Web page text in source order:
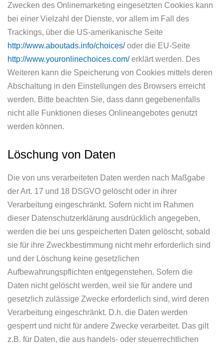
Zwecken des Onlinemarketing eingesetzten Cookies kann
bei einer Vielzahl der Dienste, vor allem im Fall des
Trackings, über die US-amerikanische Seite
http://www.aboutads.info/choices/oder die EU-Seite
http://www.youronlinechoices.com/erklärt werden. Des
Weiteren kann die Speicherung von Cookies mittels deren
Abschaltung in den Einstellungen des Browsers erreicht
werden. Bitte beachten Sie, dass dann gegebenenfalls
nicht alle Funktionen dieses Onlineangebotes genutzt
werden können.
Löschung von Daten
Die von uns verarbeiteten Daten werden nach Maßgabe
der Art. 17 und 18 DSGVO gelöscht oder in ihrer
Verarbeitung eingeschränkt. Sofern nicht im Rahmen
dieser Datenschutzerklärung ausdrücklich angegeben,
werden die bei uns gespeicherten Daten gelöscht, sobald
sie für ihre Zweckbestimmung nicht mehr erforderlich sind
und der Löschung keine gesetzlichen
Aufbewahrungspflichten entgegenstehen. Sofern die
Daten nicht gelöscht werden, weil sie für andere und
gesetzlich zulässige Zwecke erforderlich sind, wird deren
Verarbeitung eingeschränkt. D.h. die Daten werden
gesperrt und nicht für andere Zwecke verarbeitet. Das gilt
z.B. für Daten, die aus handels- oder steuerrechtlichen